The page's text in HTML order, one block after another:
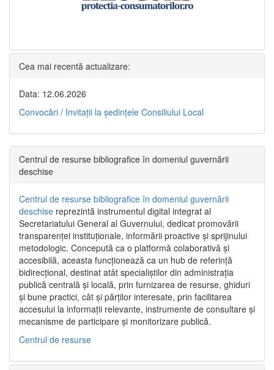
Cea mai recentă actualizare:
Data: 12.06.2026
Convocări / Invitaţii la şedinţele Consiliului Local
Centrul de resurse bibliografice în domeniul guvernării
deschise
Centrul de resurse bibliografice în domeniul guvernării
deschise reprezintă instrumentul digital integrat al
Secretariatului General al Guvernului, dedicat promovării
transparenței instituționale, informării proactive și sprijinului
metodologic. Concepută ca o platformă colaborativă și
accesibilă, aceasta funcționează ca un hub de referință
bidirecțional, destinat atât specialiștilor din administrația
publică centrală și locală, prin furnizarea de resurse, ghiduri
și bune practici, cât și părților interesate, prin facilitarea
accesului la informații relevante, instrumente de consultare și
mecanisme de participare și monitorizare publică.
Centrul de resurse